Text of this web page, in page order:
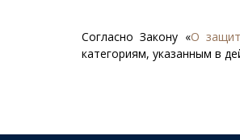
Согласно Закону «О
категориям, указанным в